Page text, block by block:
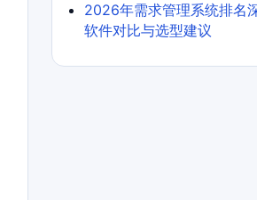
2026年需求管理系统排名
软件对比与选型建议